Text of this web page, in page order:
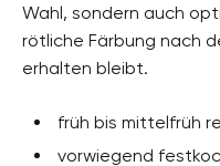
Wahl, sondern auch
rötliche Färbung nach
erhalten bleibt.
früh bis mittelfrüh
vorwiegend